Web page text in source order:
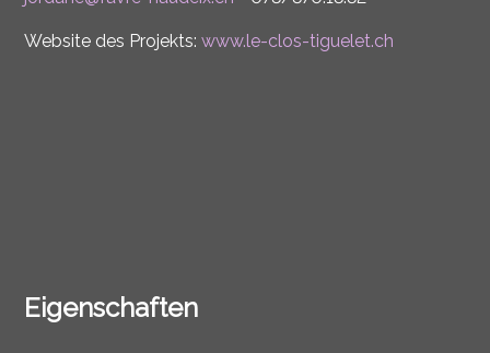
Website des Projekts:www.le-clos-tiguelet.ch
Eigenschaften